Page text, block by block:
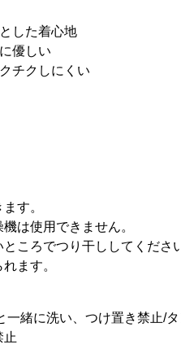
した着心地
優しい
チクしにくい
す。
は使用できません。
ころでつり干ししてくださ
ます。
一緒に洗い、つけ置き禁止/
止